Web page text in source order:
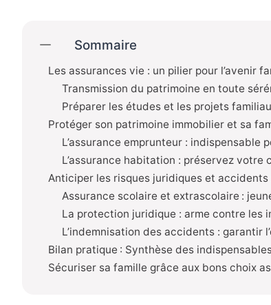
Sommaire
Les assurances vie : un pilier pour l’avenir
Transmission du patrimoine en toute
Préparer les études et les projets
Protéger son patrimoine immobilier et sa
L’assurance emprunteur : indispensable
L’assurance habitation : préservez
Anticiper les risques juridiques et
Assurance scolaire et extrascolaire :
La protection juridique : arme contre les
L’indemnisation des accidents : garantir
Bilan pratique : Synthèse des
Sécuriser sa famille grâce aux bons choix